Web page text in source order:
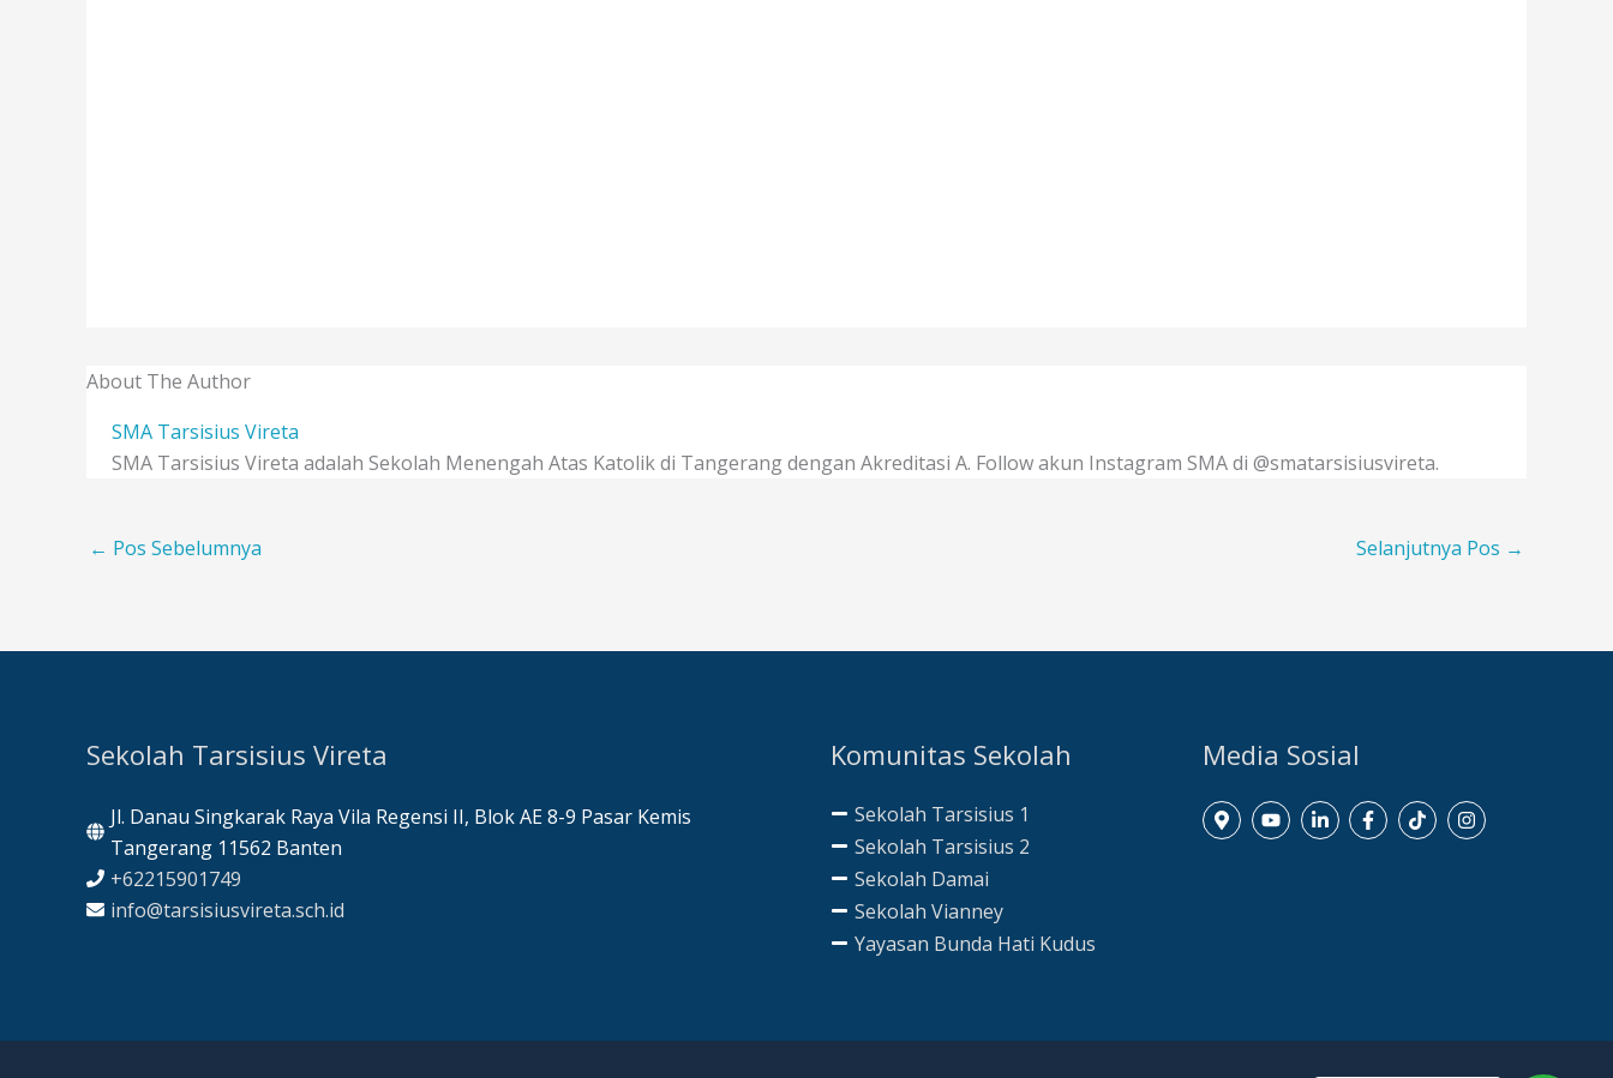
About The Author
SMA Tarsisius Vireta
SMA Tarsisius Vireta adalah Sekolah Menengah Atas Katolik di Tangerang dengan Akreditasi A. Follow akun Instagram SMA di @smatarsisiusvireta.
← Pos Sebelumnya Selanjutnya Pos →
Sekolah Tarsisius Vireta
Jl. Danau Singkarak Raya Vila Regensi II, Blok AE 8-9 Pasar Kemis
Tangerang 11562 Banten
+62215901749
info@tarsisiusvireta.sch.id
Komunitas Sekolah
Sekolah Tarsisius 1
Sekolah Tarsisius 2
Sekolah Damai
Sekolah Vianney
Yayasan Bunda Hati Kudus
Media Sosial